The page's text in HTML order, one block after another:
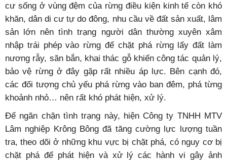
cư sống ở vùng đệm của rừng điều kiện kinh tế còn khó
khăn, dân di cư tự do đông, nhu cầu về đất sản xuất, lâm
sản lớn nên tình trạng người dân thường xuyên xâm
nhập trái phép vào rừng để chặt phá rừng lấy đất làm
nương rẫy, săn bắn, khai thác gỗ khiến công tác quản lý,
bảo vệ rừng ở đây gặp rất nhiều áp lực. Bên cạnh đó,
các đối tượng chủ yếu phá rừng vào ban đêm, phá từng
khoảnh nhỏ… nên rất khó phát hiện, xử lý.
Để ngăn chặn tình trạng này, hiện Công ty TNHH MTV
Lâm nghiệp Krông Bông đã tăng cường lực lượng tuần
tra, theo dõi ở những khu vực bị chặt phá, có nguy cơ bị
chặt phá để phát hiện và xử lý các hành vi gây ảnh